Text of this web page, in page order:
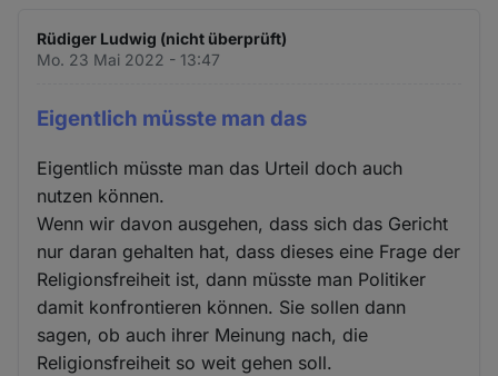
Rüdiger Ludwig (nicht überprüft)
Mo. 23 Mai 2022 - 13:47
Eigentlich müsste man das
Eigentlich müsste man das Urteil doch auch
nutzen können.
Wenn wir davon ausgehen, dass sich das Gericht
nur daran gehalten hat, dass dieses eine Frage der
Religionsfreiheit ist, dann müsste man Politiker
damit konfrontieren können. Sie sollen dann
sagen, ob auch ihrer Meinung nach, die
Religionsfreiheit so weit gehen soll.